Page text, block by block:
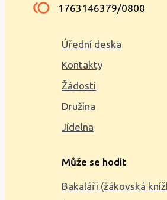
1763146379/0800
Úřední deska
Kontakty
Žádosti
Družina
Jídelna
Může se hodit
Bakaláři (žákovská